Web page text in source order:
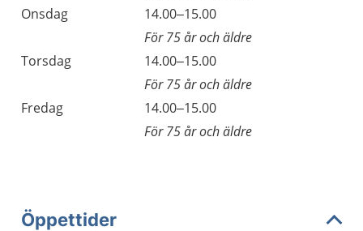
Onsdag
14.00–15.00
För 75 år och äldre
Torsdag
14.00–15.00
För 75 år och äldre
Fredag
14.00–15.00
För 75 år och äldre
Öppettider